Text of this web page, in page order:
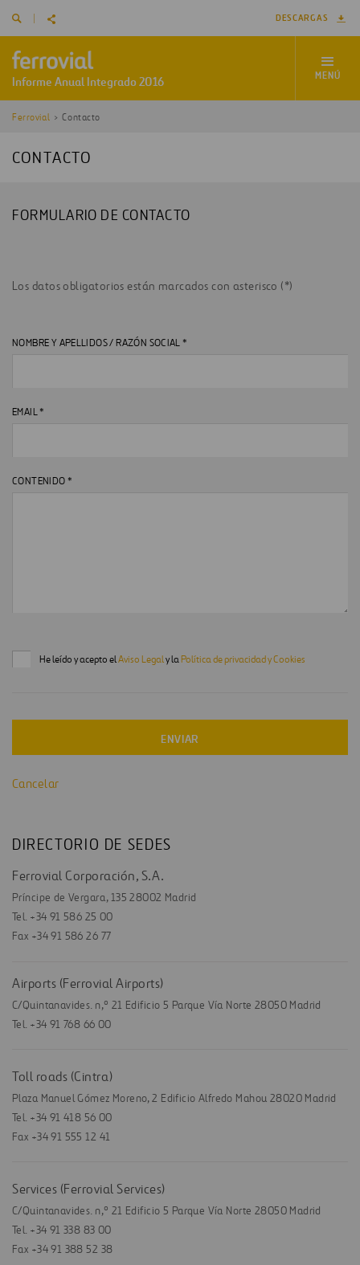
DESCARGAS
MENÚ
Ferrovial Contacto
CONTACTO
FORMULARIO DE CONTACTO
Los datos obligatorios están marcados con asterisco (*)
NOMBRE Y APELLIDOS / RAZÓN SOCIAL *
EMAIL *
CONTENIDO *
He leído y acepto elAviso Legaly laPolítica de privacidad y Cookies
Cancelar
DIRECTORIO DE SEDES
Ferrovial Corporación, S.A.
Príncipe de Vergara, 135 28002 Madrid
Tel. +34 91 586 25 00
Fax +34 91 586 26 77
Airports (Ferrovial Airports)
C/Quintanavides. n,º 21 Edificio 5 Parque Vía Norte 28050 Madrid
Tel. +34 91 768 66 00
Toll roads (Cintra)
Plaza Manuel Gómez Moreno, 2 Edificio Alfredo Mahou 28020 Madrid
Tel. +34 91 418 56 00
Fax +34 91 555 12 41
Services (Ferrovial Services)
C/Quintanavides. n,º 21 Edificio 5 Parque Vía Norte 28050 Madrid
Tel. +34 91 338 83 00
Fax +34 91 388 52 38